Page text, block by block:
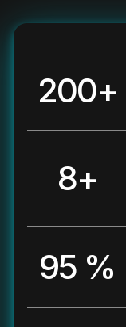
200+
8+
95 %